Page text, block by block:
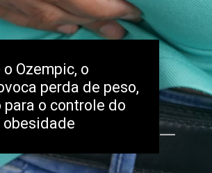
Ozempic, o
perda de peso,
o controle do
obesidade